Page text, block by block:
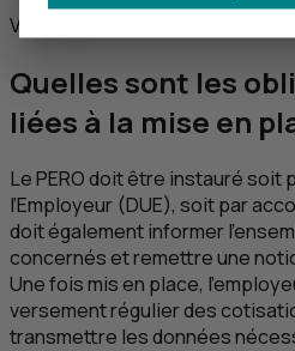
Vos questions, nos réponses
Quelles sont les
liées à la mise en
Le PERO doit être instauré soit
l’Employeur (DUE), soit par
doit également informer
concernés et remettre une
Une fois mis en place,
versement régulier des
transmettre les données